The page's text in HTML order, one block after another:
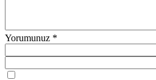
Yorumunuz *